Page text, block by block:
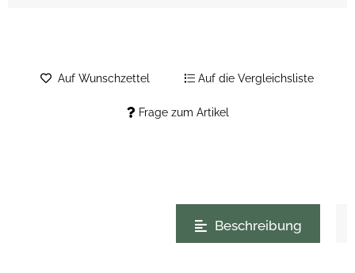
Frage zum Artikel
Auf Wunschzettel Auf die Vergleichsliste
Beschreibung